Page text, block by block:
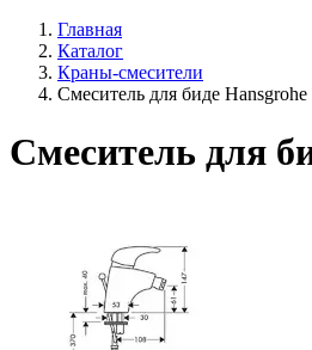
Главная
Каталог
Краны-смесители
Смеситель для биде
Смеситель для